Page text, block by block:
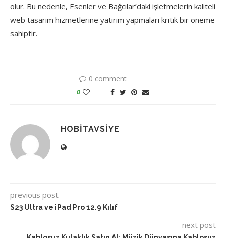
olur. Bu nedenle, Esenler ve Bağcılar’daki işletmelerin kaliteli
web tasarım hizmetlerine yatırım yapmaları kritik bir öneme
sahiptir.
0 comment
0
HOBITAVSIYE
previous post
S23 Ultra ve iPad Pro 12.9 Kılıf
next post